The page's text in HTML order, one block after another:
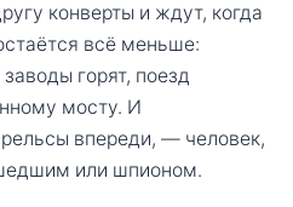
конверты и ждут, когда
всё меньше:
горят, поезд
мосту. И
впереди, — человек,
или шпионом.